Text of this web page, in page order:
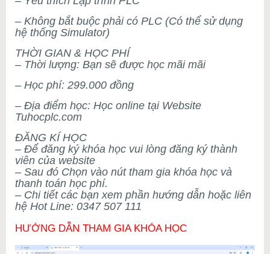
– Không bắt buộc phải có PLC (Có thể sử dụng
hệ thống Simulator)
THỜI GIAN & HỌC PHÍ
– Thời lượng: Bạn sẽ được học mãi mãi
– Học phí: 299.000 đồng
– Địa điểm học: Học online tại Website
Tuhocplc.com
ĐĂNG KÍ HỌC
– Để đăng ký khóa học vui lòng đăng ký thành
viên của website
– Sau đó Chọn vào nút tham gia khóa học và
thanh toán học phí.
– Chi tiết các bạn xem phần hướng dẫn hoặc liên
hệ Hot Line: 0347 507 111
HƯỚNG DẪN THAM GIA KHÓA HỌC